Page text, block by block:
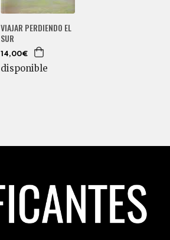
VIAJAR PERDIENDO EL
SUR
14,00€
disponible